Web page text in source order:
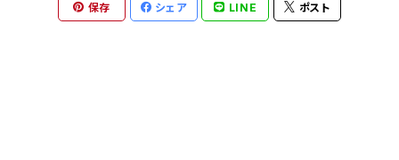
保存 シェア LINE ポスト